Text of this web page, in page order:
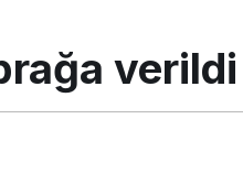
verildi